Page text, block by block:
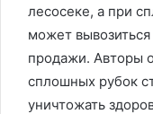
лесосеке, а при
может
продажи. Авторы
сплошных рубок
уничтожать